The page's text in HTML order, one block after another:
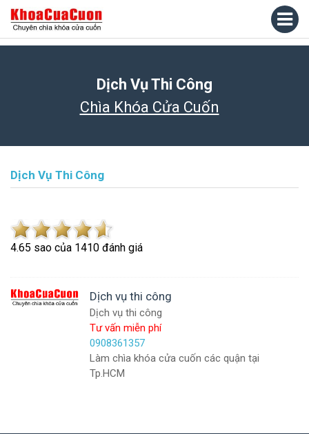
Dịch Vụ Thi Công
Chìa Khóa Cửa Cuốn
Dịch Vụ Thi Công
4.65 sao của 1410 đánh giá
Dịch vụ thi công
Dịch vụ thi công
Tư vấn miễn phí
0908361357
Làm chìa khóa cửa cuốn các quận tại
Tp.HCM